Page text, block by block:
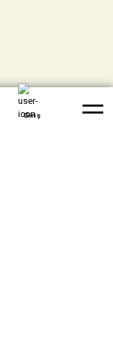
Whatsapp Yardım
Giriş